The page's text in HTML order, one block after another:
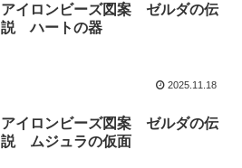
アイロンビーズ図案 ゼルダの伝
説 ハートの器
2025.11.18
アイロンビーズ図案 ゼルダの伝
説 ムジュラの仮面